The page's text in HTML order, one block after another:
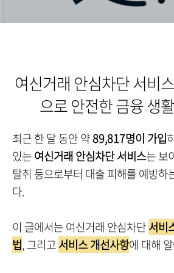
여신거래 안심차단 서비
으로 안전한 금융 생
최근 한 달 동안 약89,817명이 가입
있는여신거래 안심차단 서비스는 보
탈취 등으로부터 대출 피해를 예방하
다.
이 글에서는 여신거래 안심차단서비
법, 그리고서비스 개선사항에 대해